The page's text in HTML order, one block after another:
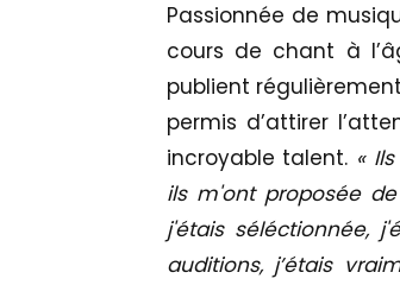
Passionnée de
cours de chant à
publient
permis d’attirer
incroyable talent. «
ils m'ont proposée
j'étais séléctionnée,
auditions, j’étais